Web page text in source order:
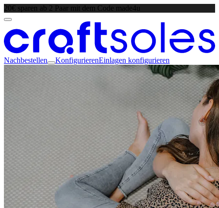
20€ sparen ab 2 Paar mit dem Code made4u
Nachbestellen KonfigurierenEinlagen konfigurieren